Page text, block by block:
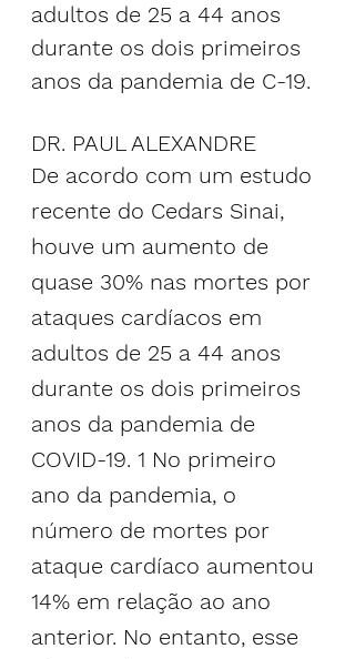
adultos de 25 a 44 anos
durante os dois primeiros
anos da pandemia de C-19.
DR. PAUL ALEXANDRE
De acordo com um estudo
recente do Cedars Sinai,
houve um aumento de
quase 30% nas mortes por
ataques cardíacos em
adultos de 25 a 44 anos
durante os dois primeiros
anos da pandemia de
COVID-19. 1 No primeiro
ano da pandemia, o
número de mortes por
ataque cardíaco aumentou
14% em relação ao ano
anterior. No entanto, esse